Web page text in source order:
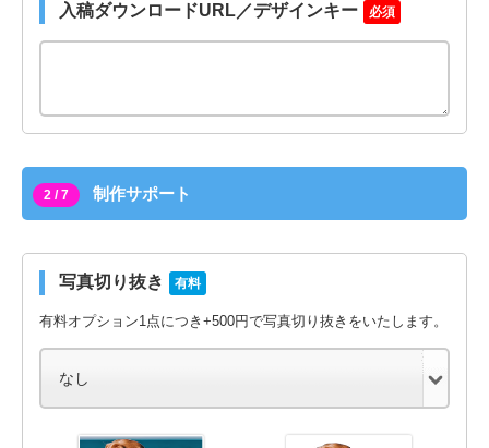
入稿ダウンロードURL／デザインキー 必須
2 / 7 制作サポート
写真切り抜き 有料
有料オプション1点につき+500円で写真切り抜きをいたします。